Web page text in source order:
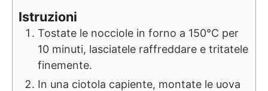
Istruzioni
Tostate le nocciole in forno a 150°C per
10 minuti, lasciatele raffreddare e tritatele
finemente.
In una ciotola capiente, montate le uova